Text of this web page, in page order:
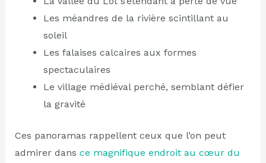
Les méandres de la rivière scintillant au
soleil
Les falaises calcaires aux formes
spectaculaires
Le village médiéval perché, semblant défier
la gravité
Ces panoramas rappellent ceux que l’on peut
admirer dans ce magnifique endroit au cœur du